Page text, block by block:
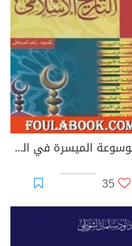
الموسوعة الميسرة في التاريخ الإسلامي
35